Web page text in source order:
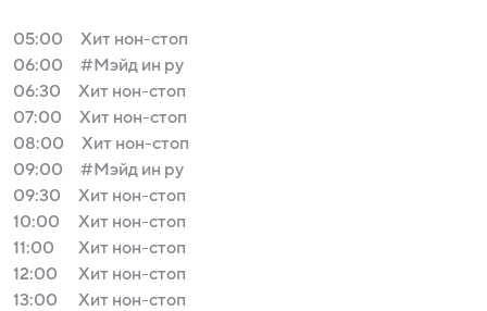
05:00
Хит нон-стоп
06:00
#Мэйд ин ру
06:30
Хит нон-стоп
07:00
Хит нон-стоп
08:00
Хит нон-стоп
09:00
#Мэйд ин ру
09:30
Хит нон-стоп
10:00
Хит нон-стоп
11:00
Хит нон-стоп
12:00
Хит нон-стоп
13:00
Хит нон-стоп